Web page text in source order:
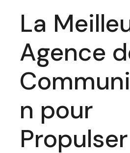
La
Agence
n pour